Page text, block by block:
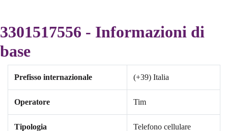
3301517556 - Informazioni di
base
Prefisso internazionale (+39) Italia
Operatore Tim
Tipologia Telefono cellulare